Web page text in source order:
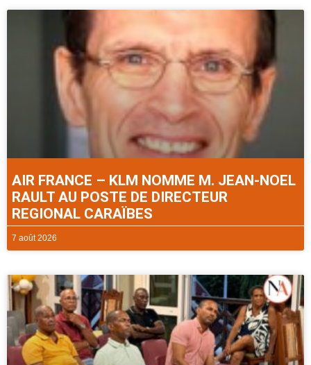
AIR FRANCE – KLM NOMME M. JEAN-NOEL
RAULT AU POSTE DE DIRECTEUR
REGIONAL CARAÏBES
7 août 2026